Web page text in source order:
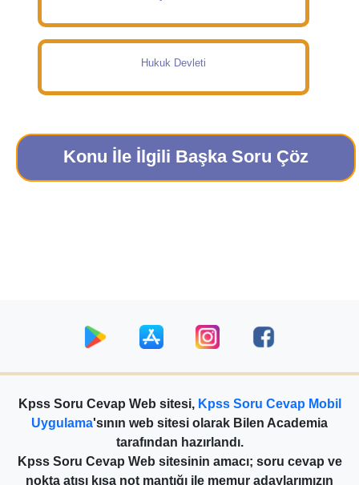
Hukuk Devleti
Konu İle İlgili Başka Soru Çöz
Kpss Soru Cevap Web sitesi, Kpss Soru Cevap Mobil
Uygulama'sının web sitesi olarak Bilen Academia
tarafından hazırlandı.
Kpss Soru Cevap Web sitesinin amacı; soru cevap ve
nokta atışı kısa not mantığı ile memur adaylarımızın